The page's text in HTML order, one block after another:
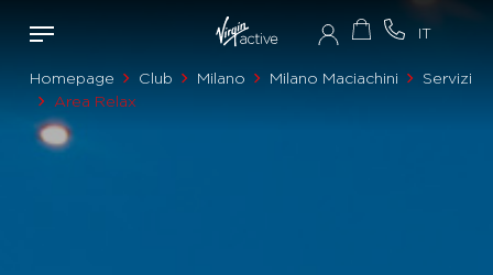
Homepage Club Milano Milano Maciachini
Servizi
Area Relax